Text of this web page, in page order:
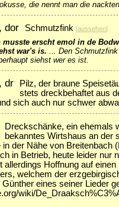
die nennt man die
, dor Schmutzfink [aussehen]
musste erscht emol in de
war's is.
Den
siehst wer es ist.
, dr
Pilz, der braune
stets dreckbehaftet aus
sich auch nur schwer
Dreckschänke, ein ehemals
bekanntes Wirtshaus an der
der Nähe von Breitenbach
in Betrieb, heute leider nur
allerdings Hoffnung auf einen
welchem der
eines seiner Lieder
wiki/